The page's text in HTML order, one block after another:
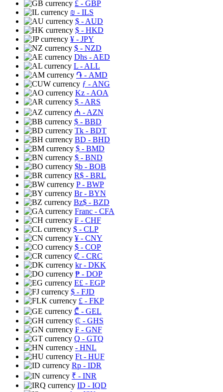
£ - GBP
₪ - ILS
$ - AUD
$ - HKD
¥ - JPY
$ - NZD
Dhs - AED
L - ALL
֏ - AMD
ƒ - ANG
Kz - AOA
$ - ARS
₼ - AZN
$ - BBD
Tk - BDT
BD - BHD
$ - BMD
$ - BND
$b - BOB
R$ - BRL
P- BWP
Br- BYN
Bz$ - BZD
Franc - CFA
₣ - CHF
$ - CLP
¥ - CNY
$ - COP
₡ - CRC
kr- DKK
₱ - DOP
E£ - EGP
$ - FJD
£ - FKP
₾ - GEL
₵ - GHS
₣ - GNF
Q - GTQ
- HNL
Ft - HUF
Rp - IDR
₹ - INR
ID - IQD